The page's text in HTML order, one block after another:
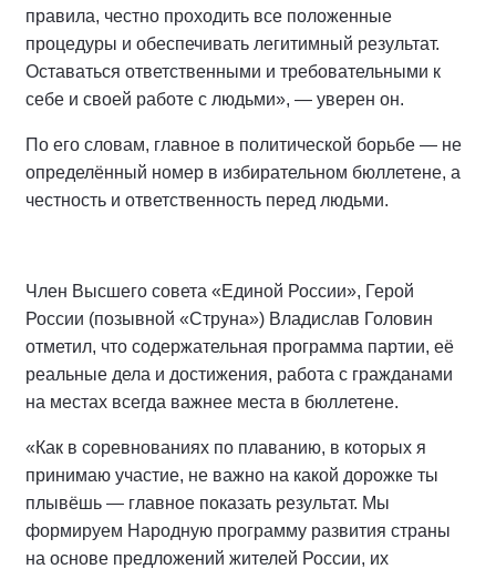
правила, честно проходить все положенные
процедуры и обеспечивать легитимный результат.
Оставаться ответственными и требовательными к
себе и своей работе с людьми», — уверен он.
По его словам, главное в политической борьбе — не
определённый номер в избирательном бюллетене, а
честность и ответственность перед людьми.
Член Высшего совета «Единой России», Герой
России (позывной «Струна») Владислав Головин
отметил, что содержательная программа партии, её
реальные дела и достижения, работа с гражданами
на местах всегда важнее места в бюллетене.
«Как в соревнованиях по плаванию, в которых я
принимаю участие, не важно на какой дорожке ты
плывёшь — главное показать результат. Мы
формируем Народную программу развития страны
на основе предложений жителей России, их